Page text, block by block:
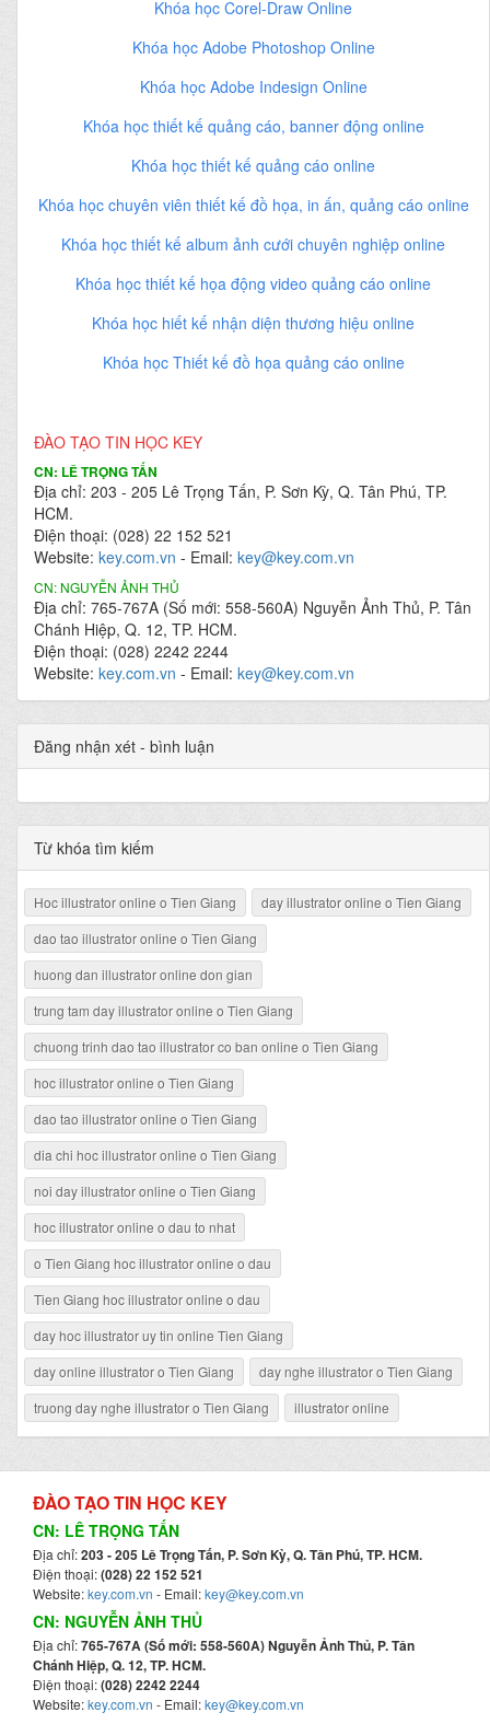
Khóa học Corel-Draw Online
Khóa học Adobe Photoshop Online
Khóa học Adobe Indesign Online
Khóa học thiết kế quảng cáo, banner động online
Khóa học thiết kế quảng cáo online
Khóa học chuyên viên thiết kế đồ họa, in ấn, quảng cáo online
Khóa học thiết kế album ảnh cưới chuyên nghiệp online
Khóa học thiết kế họa động video quảng cáo online
Khóa học hiết kế nhận diện thương hiệu online
Khóa học Thiết kế đồ họa quảng cáo online
ĐÀO TẠO TIN HỌC KEY
CN: LÊ TRỌNG TẤN
Địa chỉ: 203 - 205 Lê Trọng Tấn, P. Sơn Kỳ, Q. Tân Phú, TP.
HCM.
Điện thoại: (028) 22 152 521
Website: key.com.vn - Email: key@key.com.vn
CN: NGUYỄN ẢNH THỦ
Địa chỉ: 765-767A (Số mới: 558-560A) Nguyễn Ảnh Thủ, P. Tân
Chánh Hiệp, Q. 12, TP. HCM.
Điện thoại: (028) 2242 2244
Website: key.com.vn - Email: key@key.com.vn
Đăng nhận xét - bình luận
Từ khóa tìm kiếm
Hoc illustrator online o Tien Giang
day illustrator online o Tien Giang
dao tao illustrator online o Tien Giang
huong dan illustrator online don gian
trung tam day illustrator online o Tien Giang
chuong trinh dao tao illustrator co ban online o Tien Giang
hoc illustrator online o Tien Giang
dao tao illustrator online o Tien Giang
dia chi hoc illustrator online o Tien Giang
noi day illustrator online o Tien Giang
hoc illustrator online o dau to nhat
o Tien Giang hoc illustrator online o dau
Tien Giang hoc illustrator online o dau
day hoc illustrator uy tin online Tien Giang
day online illustrator o Tien Giang
day nghe illustrator o Tien Giang
truong day nghe illustrator o Tien Giang
illustrator online
ĐÀO TẠO TIN HỌC KEY
CN: LÊ TRỌNG TẤN
Địa chỉ:203 - 205 Lê Trọng Tấn, P. Sơn Kỳ, Q. Tân Phú, TP. HCM.
Điện thoại:(028) 22 152 521
Website:key.com.vn - Email:key@key.com.vn
CN: NGUYỄN ẢNH THỦ
Địa chỉ:765-767A (Số mới: 558-560A) Nguyễn Ảnh Thủ, P. Tân
Chánh Hiệp, Q. 12, TP. HCM.
Điện thoại:(028) 2242 2244
Website:key.com.vn - Email:key@key.com.vn